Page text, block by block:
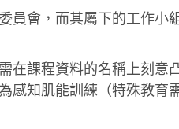
員會，而其屬下的工作小
在課程資料的名稱上刻意
感知肌能訓練（特殊教育